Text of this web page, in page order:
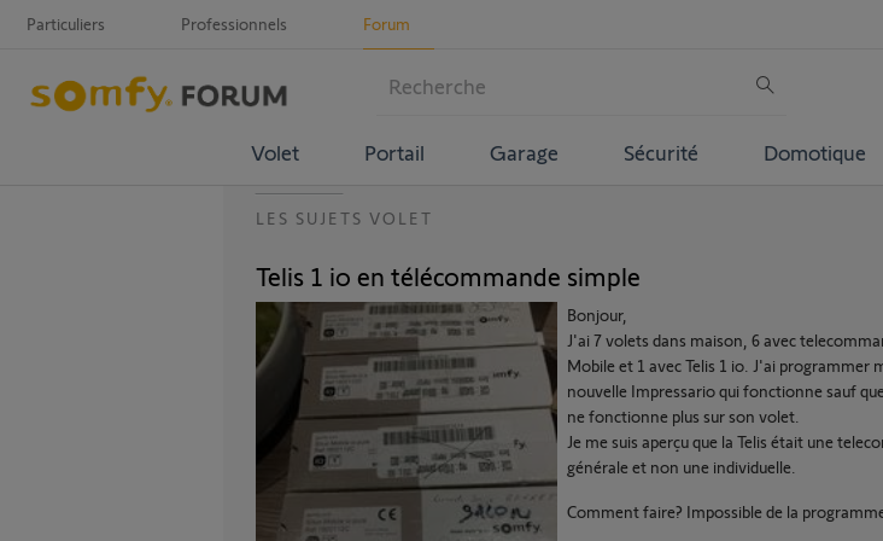
Particuliers Professionnels Forum
Volet Portail Garage Sécurité Domotique
LES SUJETS VOLET
Telis 1 io en télécommande simple
Bonjour,
J'ai 7 volets dans maison, 6 avec
Mobile et 1 avec Telis 1 io. J'ai programmer
nouvelle Impressario qui fonctionne sauf
ne fonctionne plus sur son volet.
Je me suis aperçu que la Telis était une
générale et non une individuelle.
Comment faire? Impossible de la